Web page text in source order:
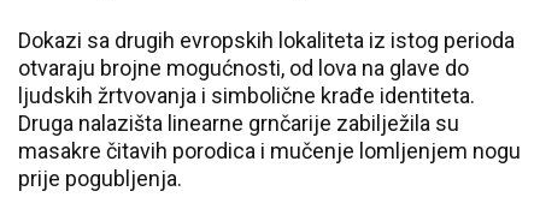
Dokazi sa drugih evropskih lokaliteta iz istog perioda
otvaraju brojne mogućnosti, od lova na glave do
ljudskih žrtvovanja i simbolične krađe identiteta.
Druga nalazišta linearne grnčarije zabilježila su
masakre čitavih porodica i mučenje lomljenjem nogu
prije pogubljenja.